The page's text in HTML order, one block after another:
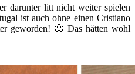
darunter litt nicht weiter spielen
ist auch ohne einen Cristiano
geworden! 🙂 Das hätten wohl